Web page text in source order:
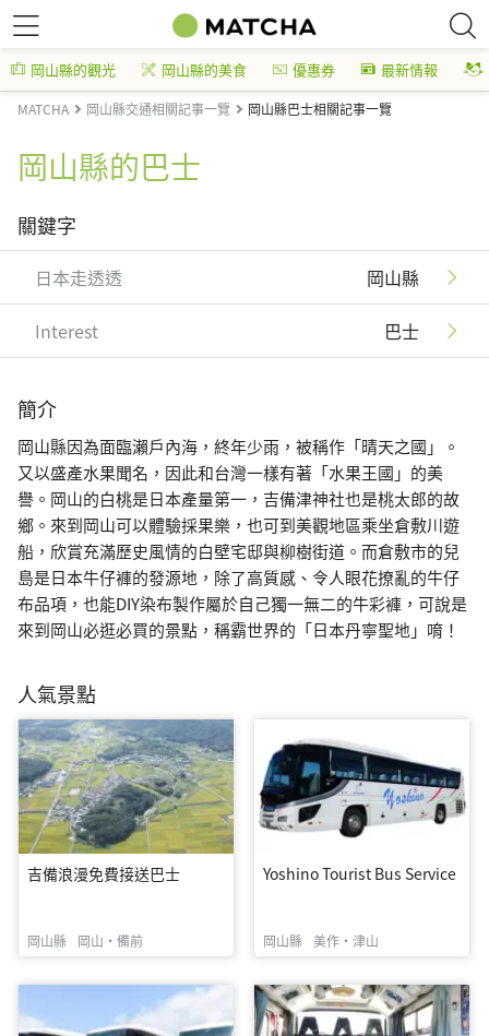
岡山縣的觀光 岡山縣的美食 優惠券 最新情報
MATCHA 岡山縣交通相關記事一覽 岡山縣巴士相關記事一覽
岡山縣的巴士
關鍵字
日本走透透 岡山縣
Interest 巴士
簡介
岡山縣因為面臨瀨戶內海，終年少雨，被稱作「晴天之國」。
又以盛產水果聞名，因此和台灣一樣有著「水果王國」的美
譽。岡山的白桃是日本產量第一，吉備津神社也是桃太郎的故
鄉。來到岡山可以體驗採果樂，也可到美觀地區乘坐倉敷川遊
船，欣賞充滿歷史風情的白壁宅邸與柳樹街道。而倉敷市的兒
島是日本牛仔褲的發源地，除了高質感、令人眼花撩亂的牛仔
布品項，也能DIY染布製作屬於自己獨一無二的牛彩褲，可說是
來到岡山必逛必買的景點，稱霸世界的「日本丹寧聖地」唷！
人氣景點
吉備浪漫免費接送巴士
岡山縣 岡山・備前
Yoshino Tourist Bus Service
岡山縣 美作・津山